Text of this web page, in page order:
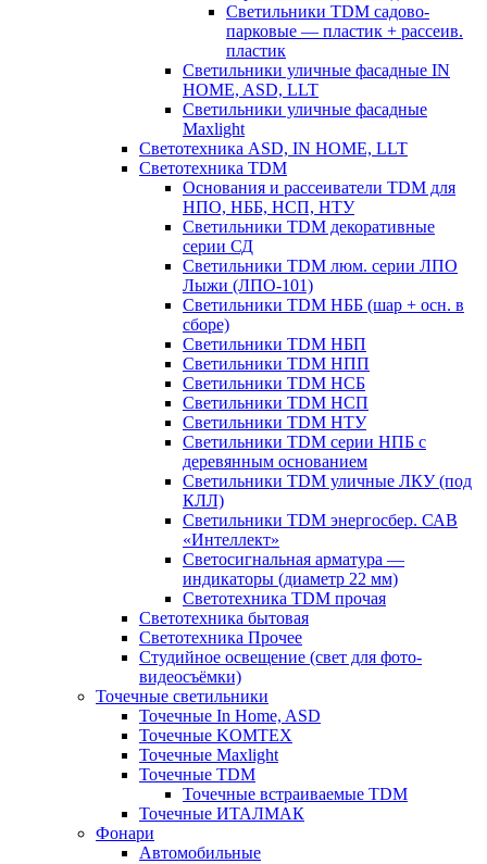
Светильники TDM садово-
парковые — пластик + рассеив.
пластик
Светильники уличные фасадные IN
HOME, ASD, LLT
Светильники уличные фасадные
Maxlight
Светотехника ASD, IN HOME, LLT
Светотехника TDM
Основания и рассеиватели TDM для
НПО, НББ, НСП, НТУ
Светильники TDM декоративные
серии СД
Светильники TDM люм. серии ЛПО
Лыжи (ЛПО-101)
Светильники TDM НББ (шар + осн. в
сборе)
Светильники TDM НБП
Светильники TDM НПП
Светильники TDM НСБ
Светильники TDM НСП
Светильники TDM НТУ
Светильники TDM серии НПБ с
деревянным основанием
Светильники TDM уличные ЛКУ (под
КЛЛ)
Светильники TDM энергосбер. САВ
«Интеллект»
Светосигнальная арматура —
индикаторы (диаметр 22 мм)
Светотехника TDM прочая
Светотехника бытовая
Светотехника Прочее
Студийное освещение (свет для фото-
видеосъёмки)
Точечные светильники
Точечные In Home, ASD
Точечные KOMTEX
Точечные Maxlight
Точечные TDM
Точечные встраиваемые TDM
Точечные ИТАЛМАК
Фонари
Автомобильные